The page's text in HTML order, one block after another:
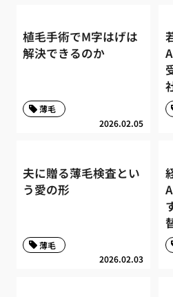
植毛手術でM字はげは
解決できるのか
2026.02.05
薄毛
夫に贈る薄毛検査とい
う愛の形
2026.02.03
薄毛